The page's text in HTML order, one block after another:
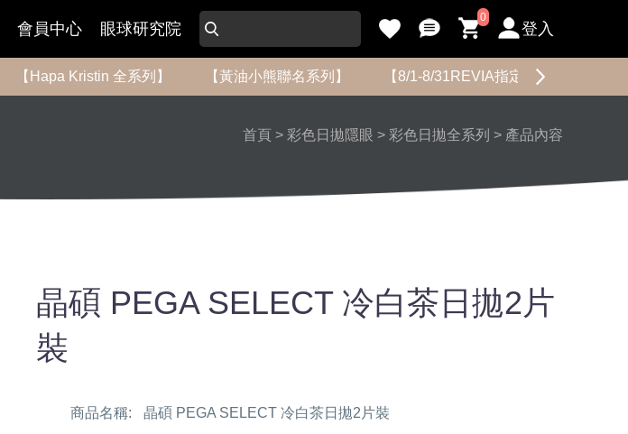
會員中心 眼球研究院
0
登入
【Hapa Kristin 全系列】 【黃油小熊聯名系列】 【8/1-8/31REVIA指定花色限時促銷】
首頁 > 彩色日拋隱眼 > 彩色日拋全系列 > 產品內容
晶碩 PEGA SELECT 冷白茶日拋2片
裝
商品名稱:
晶碩 PEGA SELECT 冷白茶日拋2片裝